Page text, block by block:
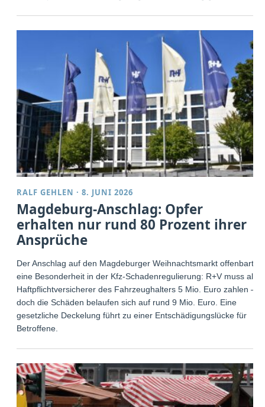
RALF GEHLEN ·8. JUNI 2026
Magdeburg-Anschlag: Opfer
erhalten nur rund 80 Prozent ihrer
Ansprüche
Der Anschlag auf den Magdeburger Weihnachtsmarkt offenbart
eine Besonderheit in der Kfz-Schadenregulierung: R+V muss als
Haftpflichtversicherer des Fahrzeughalters 5 Mio. Euro zahlen –
doch die Schäden belaufen sich auf rund 9 Mio. Euro. Eine
gesetzliche Deckelung führt zu einer Entschädigungslücke für
Betroffene.